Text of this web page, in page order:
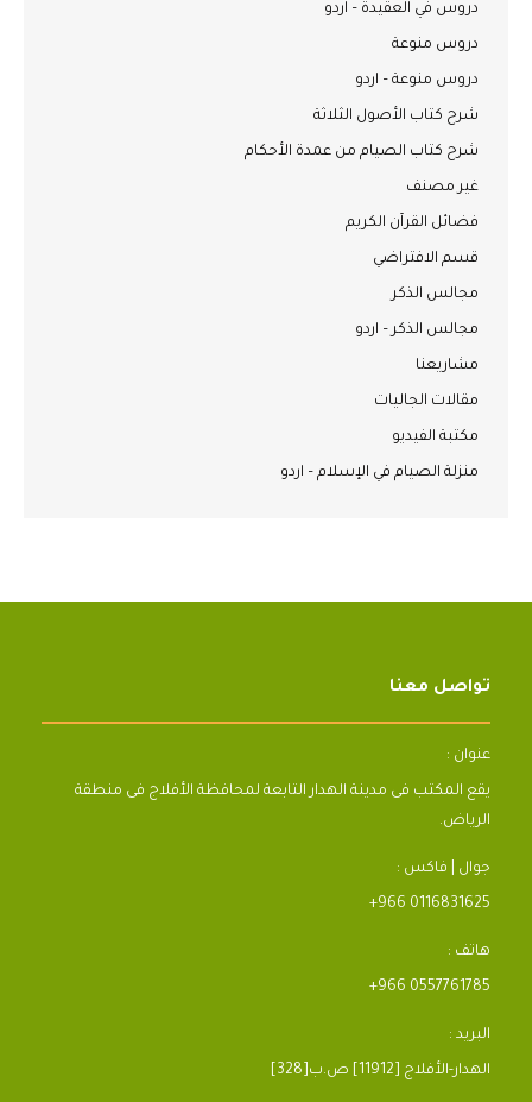
دروس في العقيدة – اردو
دروس منوعة
دروس منوعة – اردو
شرح كتاب الأصول الثلاثة
شرح كتاب الصيام من عمدة الأحكام
غير مصنف
فضائل القرآن الكريم
قسم الافتراضي
مجالس الذكر
مجالس الذكر – اردو
مشاريعنا
مقالات الجاليات
مكتبة الفيديو
منزلة الصيام في الإسلام – اردو
تواصل معنا
عنوان :
يقع المكتب فى مدينة الهدار التابعة لمحافظة الأفلاج فى منطقة
الرياض.
جوال | فاكس :
+966 0116831625
هاتف :
+966 0557761785
البريد :
[328]الهدار-الأفلاج [11912] ص.ب